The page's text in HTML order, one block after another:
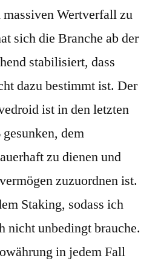
Wertverfall zu
sich die Branche ab der
stabilisiert, dass
dazu bestimmt ist. Der
ist in den letzten
dem
zu dienen und
zuzuordnen ist.
Staking, sodass ich
nicht unbedingt brauche.
in jedem Fall